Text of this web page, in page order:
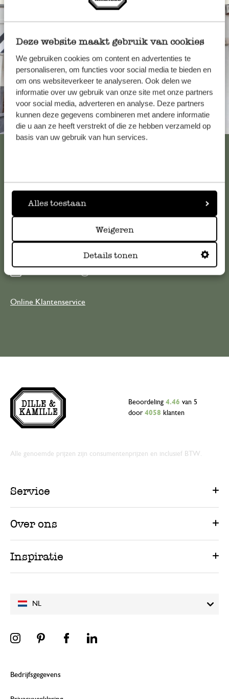
Deze website maakt gebruik van cookies
We gebruiken cookies om content en advertenties te
personaliseren, om functies voor social media te bieden en
om ons websiteverkeer te analyseren. Ook delen we
informatie over uw gebruik van onze site met onze partners
voor social media, adverteren en analyse. Deze partners
kunnen deze gegevens combineren met andere informatie
die u aan ze heeft verstrekt of die ze hebben verzameld op
basis van uw gebruik van hun services.
Alles toestaan
Weigeren
Details tonen
Altijd in de buurt
Klantenservice
Voor vragen, tips of hulp kun je contact opnemen met onze
klantenservice. Of bekijk hier het antwoord op de
meestgestelde vragen.
Online Klantenservice
NL
Beoordeling 4.46 van 5
door 4058 klanten
Alle genoemde prijzen zijn consumentenprijzen en inclusief BTW.
Service
Over ons
Inspiratie
Bedrijfsgegevens